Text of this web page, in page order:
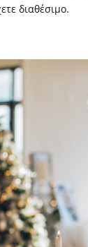
διαθέσιμο.